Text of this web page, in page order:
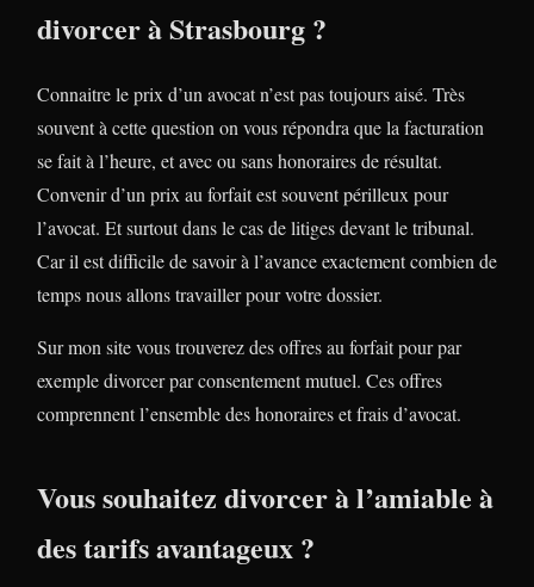
divorcer à Strasbourg ?
Connaitre le prix d’un avocat n’est pas toujours aisé. Très
souvent à cette question on vous répondra que la facturation
se fait à l’heure, et avec ou sans honoraires de résultat.
Convenir d’un prix au forfait est souvent périlleux pour
l’avocat. Et surtout dans le cas de litiges devant le tribunal.
Car il est difficile de savoir à l’avance exactement combien de
temps nous allons travailler pour votre dossier.
Sur mon site vous trouverez des offres au forfait pour par
exemple divorcer par consentement mutuel. Ces offres
comprennent l’ensemble des honoraires et frais d’avocat.
Vous souhaitez divorcer à l’amiable à
des tarifs avantageux ?